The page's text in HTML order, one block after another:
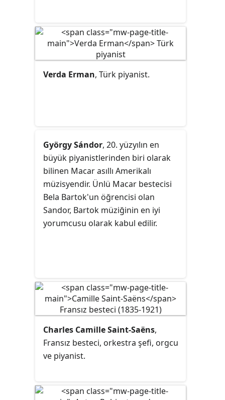
Verda Erman, Türk piyanist.
György Sándor, 20. yüzyılın en
büyük piyanistlerinden biri olarak
bilinen Macar asıllı Amerikalı
müzisyendir. Ünlü Macar bestecisi
Bela Bartok'un öğrencisi olan
Sandor, Bartok müziğinin en iyi
yorumcusu olarak kabul edilir.
Charles Camille Saint-Saëns,
Fransız besteci, orkestra şefi, orgcu
ve piyanist.